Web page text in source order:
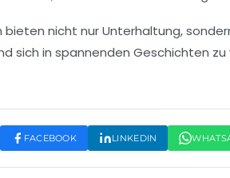
bieten nicht nur Unterhaltung,
sich in spannenden Geschichten
FACEBOOK LINKEDIN